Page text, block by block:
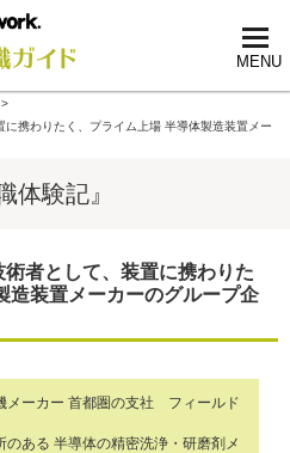
MENU
携わりたく、プライム上場 半導体製造装置メー
体験記』
者として、装置に携わりた
造装置メーカーのグループ企
メーカー 首都圏の支社 フィールド
のある 半導体の精密洗浄・研磨剤メ